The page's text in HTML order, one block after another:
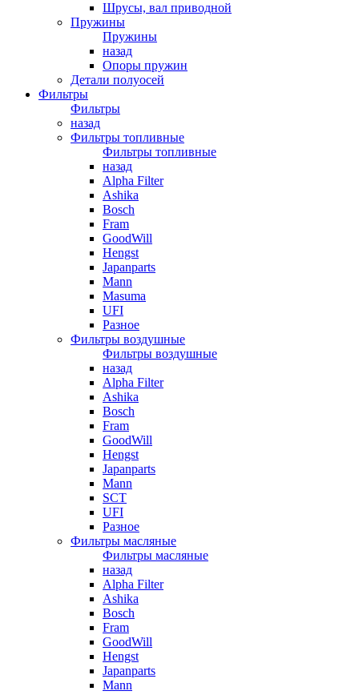
Шрусы, вал приводной
Пружины
Пружины
назад
Опоры пружин
Детали полуосей
Фильтры
Фильтры
назад
Фильтры топливные
Фильтры топливные
назад
Alpha Filter
Ashika
Bosch
Fram
GoodWill
Hengst
Japanparts
Mann
Masuma
UFI
Разное
Фильтры воздушные
Фильтры воздушные
назад
Alpha Filter
Ashika
Bosch
Fram
GoodWill
Hengst
Japanparts
Mann
SCT
UFI
Разное
Фильтры масляные
Фильтры масляные
назад
Alpha Filter
Ashika
Bosch
Fram
GoodWill
Hengst
Japanparts
Mann